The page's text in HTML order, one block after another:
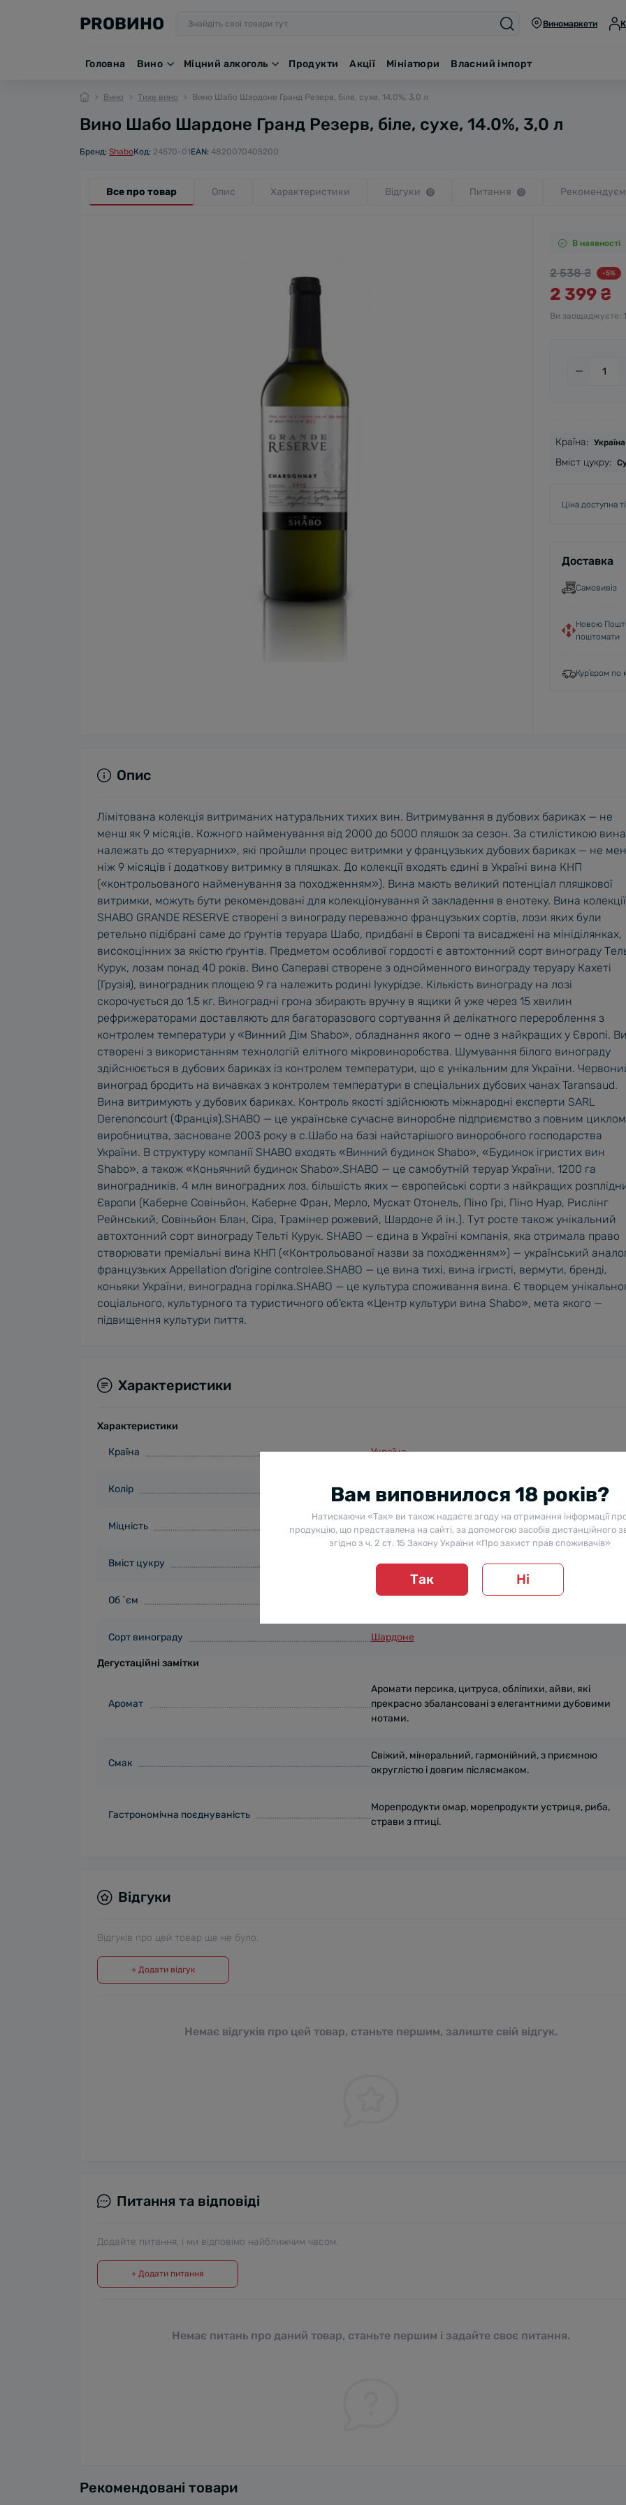
PROВИНО Виномаркети
Головна Вино Міцний алкоголь Продукти Акції Мініатюри Власний імпорт
Вино Тихе вино Вино Шабо Шардоне Гранд Резерв, біле, сухе, 14.0%, 3,0 л
Вино Шабо Шардоне Гранд Резерв, біле, сухе, 14.0%, 3,0 л
Бренд: ShaboКод: 24570-01EAN: 4820070405200
Все про товар Опис Характеристики Відгуки 0 Питання 0
В наявності
2 538 ₴ -5%
2 399 ₴
Ви заощаджуєте:
Країна: Україна
Вміст цукру:
Ціна доступна
Доставка
Самовивіз
Новою
поштомати
Курʼєром по
Опис
Лімітована колекція витриманих натуральних тихих вин. Витримування в дубових бариках — не
менш як 9 місяців. Кожного найменування від 2000 до 5000 пляшок за сезон. За стилістикою вина
належать до «теруарних», які пройшли процес витримки у французьких дубових бариках — не
ніж 9 місяців і додаткову витримку в пляшках. До колекції входять єдині в Україні вина КНП
(«контрольованого найменування за походженням»). Вина мають великий потенціал пляшкової
витримки, можуть бути рекомендовані для колекціонування й закладення в енотеку. Вина колекції
SHABO GRANDE RESERVE створені з винограду переважно французьких сортів, лози яких були
ретельно підібрані саме до ґрунтів теруара Шабо, придбані в Європі та висаджені на мініділянках,
високоцінних за якістю ґрунтів. Предметом особливої гордості є автохтонний сорт винограду
Курук, лозам понад 40 років. Вино Сапераві створене з однойменного винограду теруару Кахеті
(Грузія), виноградник площею 9 га належить родині Іукурідзе. Кількість винограду на лозі
скорочується до 1.5 кг. Виноградні грона збирають вручну в ящики й уже через 15 хвилин
рефрижераторами доставляють для багаторазового сортування й делікатного перероблення з
контролем температури у «Винний Дім Shabo», обладнання якого — одне з найкращих у Європі.
створені з використанням технологій елітного мікровиноробства. Шумування білого винограду
здійснюється в дубових бариках із контролем температури, що є унікальним для України.
виноград бродить на вичавках з контролем температури в спеціальних дубових чанах Taransaud.
Вина витримують у дубових бариках. Контроль якості здійснюють міжнародні експерти SARL
Derenoncourt (Франція).SHABO — це українське сучасне виноробне підприємство з повним циклом
виробництва, засноване 2003 року в с.Шабо на базі найстарішого виноробного господарства
України. В структуру компанії SHABO входять «Винний будинок Shabo», «Будинок ігристих вин
Shabo», а також «Коньячний будинок Shabo».SHABO — це самобутній теруар України, 1200 га
виноградників, 4 млн виноградних лоз, більшість яких — європейські сорти з найкращих
Європи (Каберне Совіньйон, Каберне Фран, Мерло, Мускат Отонель, Піно Грі, Піно Нуар, Рислінг
Рейнський, Совіньйон Блан, Сіра, Трамінер рожевий, Шардоне й ін.). Тут росте також унікальний
автохтонний сорт винограду Тельті Курук. SHABO — єдина в Україні компанія, яка отримала право
створювати преміальні вина КНП («Контрольованої назви за походженням») — український
французьких Appellation d'origine controlee.SHABO — це вина тихі, вина ігристі, вермути, бренді,
коньяки України, виноградна горілка.SHABO — це культура споживання вина. Є творцем
соціального, культурного та туристичного об'єкта «Центр культури вина Shabo», мета якого —
підвищення культури пиття.
Характеристики
Характеристики
Країна Україна
Колір Біле
Міцність 14%
Вміст цукру Сухе
Об `єм
Сорт винограду Шардоне
Дегустаційні замітки
Аромат
Аромати персика, цитруса, обліпихи, айви, які
прекрасно збалансовані з елегантними дубовими
нотами.
Смак
Свіжий, мінеральний, гармонійний, з приємною
округлістю і довгим післясмаком.
Гастрономічна поєднуваність
Морепродукти омар, морепродукти устриця, риба,
страви з птиці.
Відгуки
Відгуків про цей товар ще не було.
+ Додати відгук
Немає відгуків про цей товар, станьте першим, залиште свій відгук.
Питання та відповіді
Додайте питання, і ми відповімо найближчим часом.
+ Додати питання
Немає питань про даний товар, станьте першим і задайте своє питання.
Рекомендовані товари
Вам виповнилося 18 років?
Натискаючи «Так» ви також надаєте згоду на отримання інформації
продукцію, що представлена на сайті, за допомогою засобів дистанційного
згідно з ч. 2 ст. 15 Закону України «Про захист прав споживачів»
Так Ні